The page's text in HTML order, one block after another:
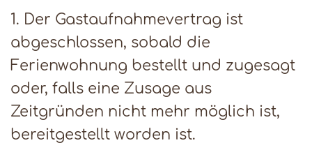
1. Der Gastaufnahmevertrag ist
abgeschlossen, sobald die
Ferienwohnung bestellt und zugesagt
oder, falls eine Zusage aus
Zeitgründen nicht mehr möglich ist,
bereitgestellt worden ist.